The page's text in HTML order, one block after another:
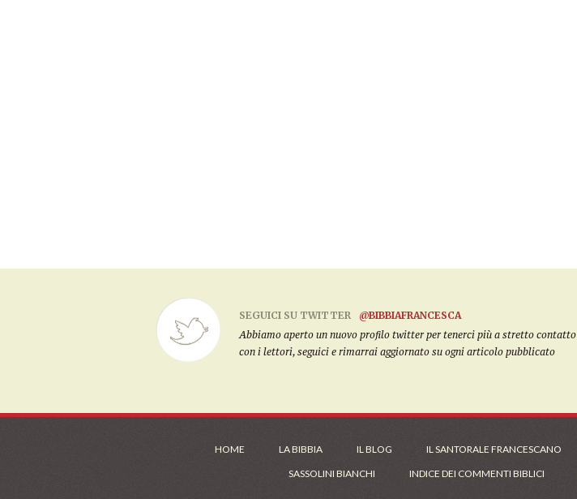
SEGUICI SU TWITTER
@BIBBIAFRANCESCA
Abbiamo aperto un nuovo profilo twitter per tenerci più a stretto contatto
con i lettori, seguici e rimarrai aggiornato su ogni articolo pubblicato
HOME LA BIBBIA IL BLOG IL SANTORALE FRANCESCANO
SASSOLINI BIANCHI
INDICE DEI COMMENTI BIBLICI